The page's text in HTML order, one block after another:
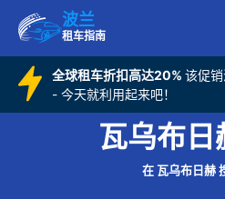
波兰
租车指南
全球租车折扣高达20% 该促
- 今天就利用起来吧！
瓦乌布日
在 瓦乌布日赫